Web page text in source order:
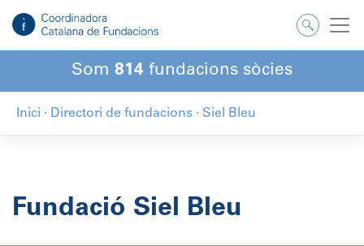
contingut
Som 814 fundacions sòcies
Inici · Directori de fundacions · Siel Bleu
Fundació Siel Bleu